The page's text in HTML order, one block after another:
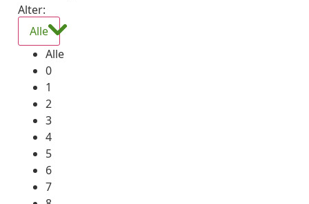
Alter:
Alle
Alle
0
1
2
3
4
5
6
7